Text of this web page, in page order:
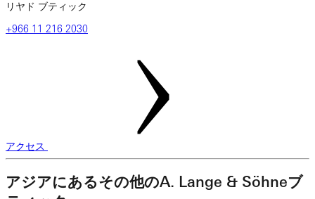
リヤド ブティック
‎+966 11 216 2030
アクセス
アジアにあるその他のA. Lange & Söhneブ